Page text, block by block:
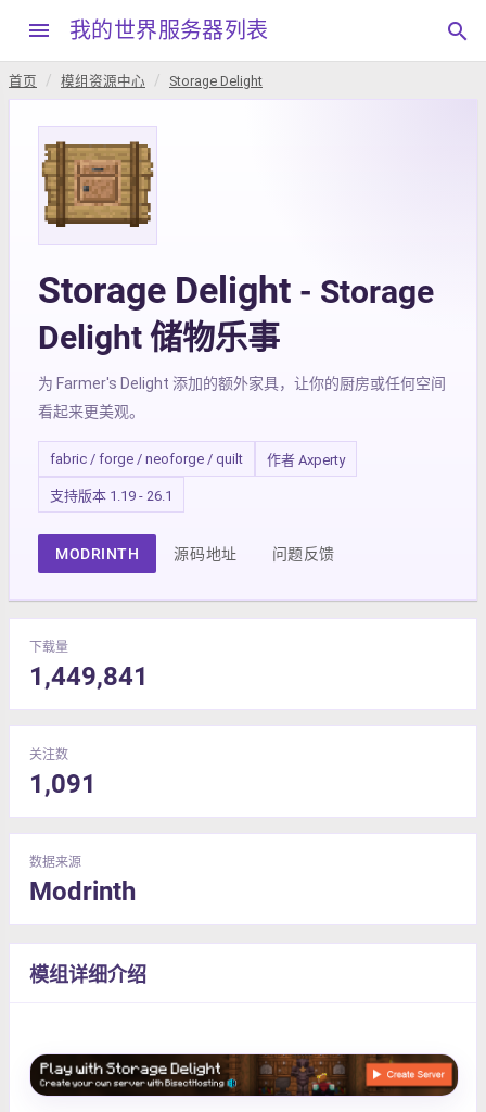
menu 我的世界服务器列表 search
首页 模组资源中心 Storage Delight
Storage Delight - Storage
Delight 储物乐事
为 Farmer's Delight 添加的额外家具，让你的厨房或任何空间
看起来更美观。
fabric / forge / neoforge / quilt 作者 Axperty
支持版本 1.19 - 26.1
MODRINTH 源码地址 问题反馈
下载量
1,449,841
关注数
1,091
数据来源
Modrinth
模组详细介绍